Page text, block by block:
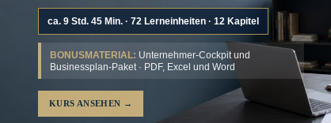
ca. 9 Std. 45 Min. · 72 Lerneinheiten · 12 Kapitel
BONUSMATERIAL: Unternehmer-Cockpit und
Businessplan-Paket · PDF, Excel und Word
KURS ANSEHEN →